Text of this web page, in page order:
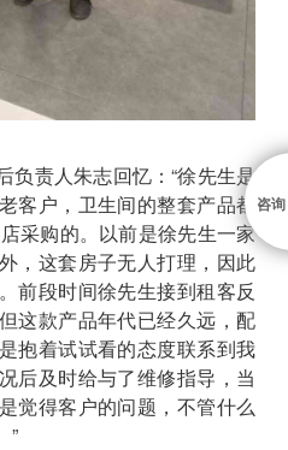
负责人朱志回忆：“徐先生是
客户，卫生间的整套产品都
采购的。以前是徐先生一家
，这套房子无人打理，因此
前段时间徐先生接到租客反
这款产品年代已经久远，配
抱着试试看的态度联系到我
后及时给与了维修指导，当
觉得客户的问题，不管什么
”
咨询